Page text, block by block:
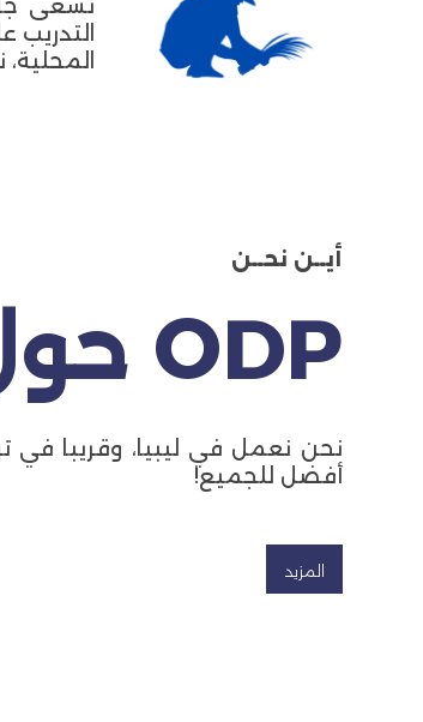
نسعى
التدريب
أيــن نحــن
ODP حول العالم
نحن نعمل في ليبيا، وقريبا في
أفضل للجميع!
المزيد